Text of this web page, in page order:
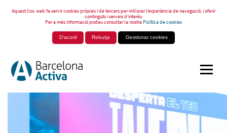
Aquest lloc web fa servir cookies pròpies i de tercers per millorar l’experiència de navegació, i oferir
continguts i serveis d’interès.
Per a més informació podeu consultar la nostraPolítica de cookies
D'acord Rebutja Gestionar cookies